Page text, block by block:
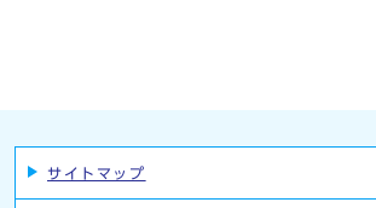
サイトマップ